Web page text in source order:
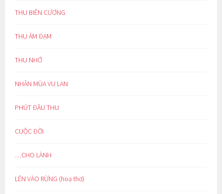
THU BIÊN CƯƠNG
THU ẢM ĐẠM
THU NHỚ
NHÂN MÙA VU LAN
PHÚT ĐẦU THU
CUỘC ĐỜI
…CHO LÀNH
LẺN VÀO RỪNG (hoạ thơ)